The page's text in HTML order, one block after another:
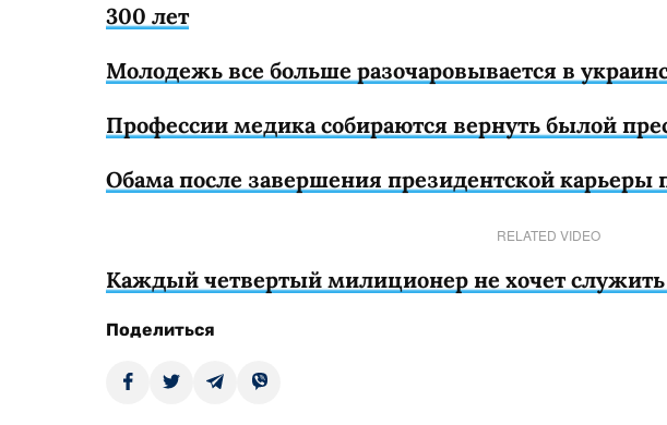
300 лет
Молодежь все больше разочаровывается в
Профессии медика собираются вернуть былой
Обама после завершения президентской карьеры
RELATED VIDEO
Каждый четвертый милиционер не хочет
Поделиться